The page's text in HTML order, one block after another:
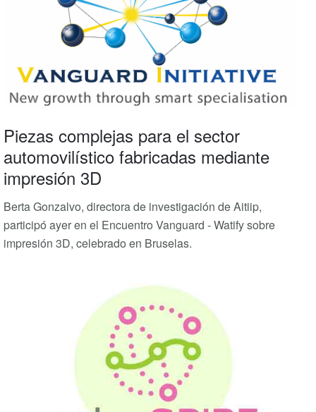
Piezas complejas para el sector
automovilístico fabricadas mediante
impresión 3D
Berta Gonzalvo, directora de investigación de Aitiip,
participó ayer en el Encuentro Vanguard - Watify sobre
impresión 3D, celebrado en Bruselas.